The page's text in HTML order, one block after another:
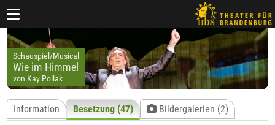
Schauspiel/Musical
Wie im Himmel
von Kay Pollak
Information Besetzung (47) Bildergalerien (2)